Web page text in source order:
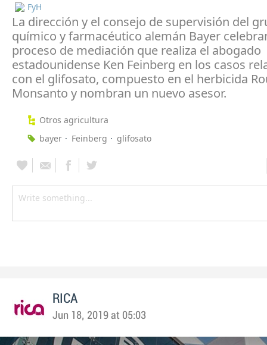
FyH
La dirección y el consejo de supervisión del
químico y farmacéutico alemán Bayer
proceso de mediación que realiza el abogado
estadounidense Ken Feinberg en los casos
con el glifosato, compuesto en el herbicida
Monsanto y nombran un nuevo asesor.
Otros agricultura
bayer
Feinberg glifosato
RICA
Jun 18, 2019 at 05:03